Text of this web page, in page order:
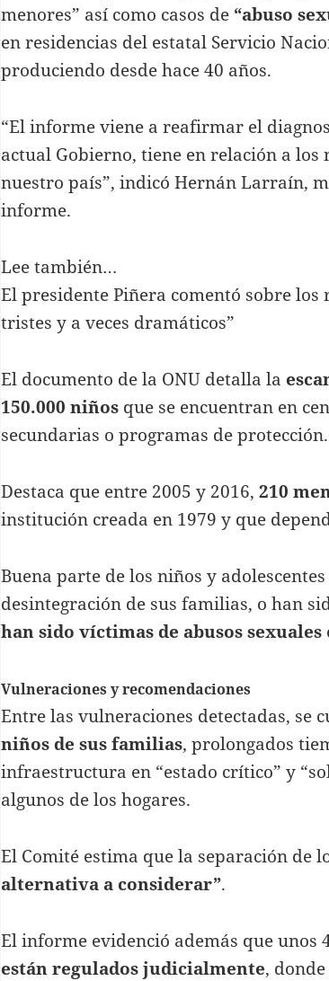
menores” así como casos de “abuso
en residencias del estatal Servicio
produciendo desde hace 40 años.
“El informe viene a reafirmar el
actual Gobierno, tiene en relación a
nuestro país”, indicó Hernán Larraín,
informe.
Lee también…
El presidente Piñera comentó sobre los
tristes y a veces dramáticos”
El documento de la ONU detalla la
150.000 niños que se encuentran en
secundarias o programas de protección.
Destaca que entre 2005 y 2016,210
institución creada en 1979 y que
Buena parte de los niños y
desintegración de sus familias, o han
han sido víctimas de abusos sexuales
Vulneraciones y recomendaciones
Entre las vulneraciones detectadas, se
niños de sus familias, prolongados
infraestructura en “estado crítico” y
algunos de los hogares.
El Comité estima que la separación de
alternativa a considerar”.
El informe evidenció además que unos
están regulados judicialmente,